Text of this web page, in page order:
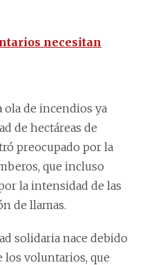
necesitan
de incendios ya
de hectáreas de
preocupado por la
que incluso
la intensidad de las
de llamas.
solidaria nace debido
los voluntarios, que